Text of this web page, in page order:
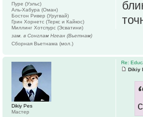
Пуре (Уэльс)
Аль-Хабура (Оман)
Бостон Ривер (Уругвай)
Грин Хорнетс (Теркс и Кайкос)
Миллинг Хотспурс (Эсватини)
зам. в Сонглам Нгеан (Вьетнам)
Сборная Вьетнама (мол.)
Re:
Dikiy
Dikiy Pes
Мастер